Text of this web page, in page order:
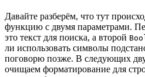
Давайте разберём, что тут
функцию с двумя параметрами.
это текст для поиска, а второй
ли использовать символы
поговорю позже. В следующих
очищаем форматирование для